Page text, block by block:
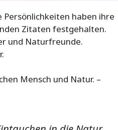
haben ihre
Zitaten festgehalten.
und Naturfreunde.
Mensch und Natur. –